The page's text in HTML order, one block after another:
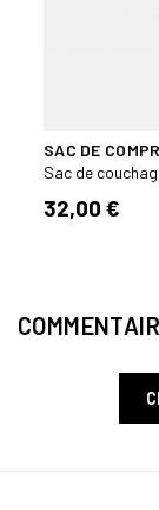
SAC DE
Sac de
32,00 €